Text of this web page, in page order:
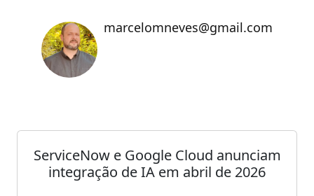
marcelomneves@gmail.com
ServiceNow e Google Cloud anunciam
integração de IA em abril de 2026